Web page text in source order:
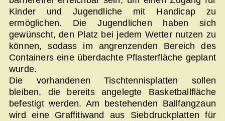
Kinder und Jugendliche mit Handicap zu
ermöglichen. Die Jugendlichen haben sich
gewünscht, den Platz bei jedem Wetter nutzen zu
können, sodass im angrenzenden Bereich des
Containers eine überdachte Pflasterfläche geplant
wurde.
Die vorhandenen Tischtennisplatten sollen
bleiben, die bereits angelegte Basketballfläche
befestigt werden. Am bestehenden Ballfangzaun
wird eine Graffitiwand aus Siebdruckplatten für